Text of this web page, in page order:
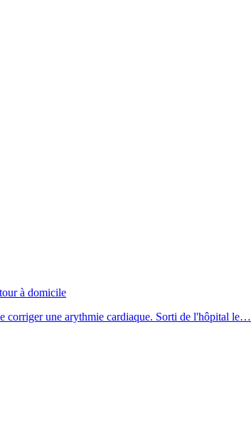
à domicile
corriger une arythmie cardiaque. Sorti de l'hôpital le…